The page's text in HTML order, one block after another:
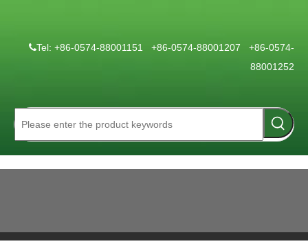
Tel: +86-0574-88001151 +86-0574-88001207 +86-0574-
88001252